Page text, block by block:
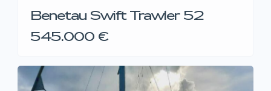
Benetau Swift Trawler 52
545.000 €